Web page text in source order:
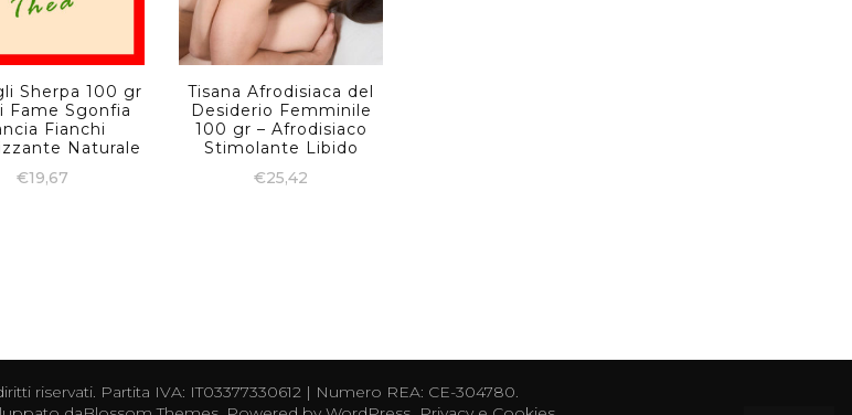
Sherpa 100 gr
Fame Sgonfia
Fianchi
Naturale
€19,67
Tisana Afrodisiaca del
Desiderio Femminile
100 gr – Afrodisiaco
Stimolante Libido
€25,42
riservati. Partita IVA: IT03377330612 | Numero REA: CE-304780.